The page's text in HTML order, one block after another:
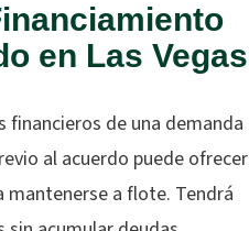
en Las Vegas
de una demanda
al acuerdo puede ofrecer
mantenerse a flote. Tendrá